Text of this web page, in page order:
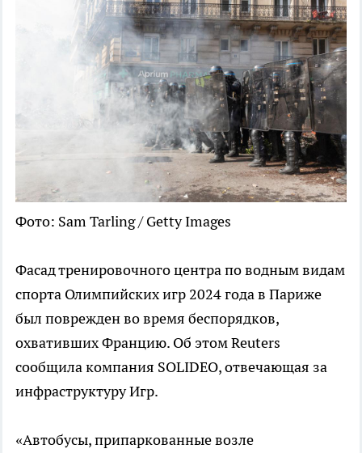
Фото: Sam Tarling / Getty Images
Фасад тренировочного центра по водным видам
спорта Олимпийских игр 2024 года в Париже
был поврежден во время беспорядков,
охвативших Францию. Об этом Reuters
сообщила компания SOLIDEO, отвечающая за
инфраструктуру Игр.
«Автобусы, припаркованные возле